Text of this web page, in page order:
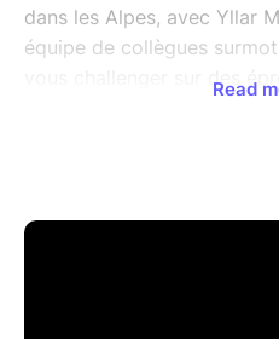
dans les Alpes, avec Yllar
équipe de collègues
vous challenger sur des
Read